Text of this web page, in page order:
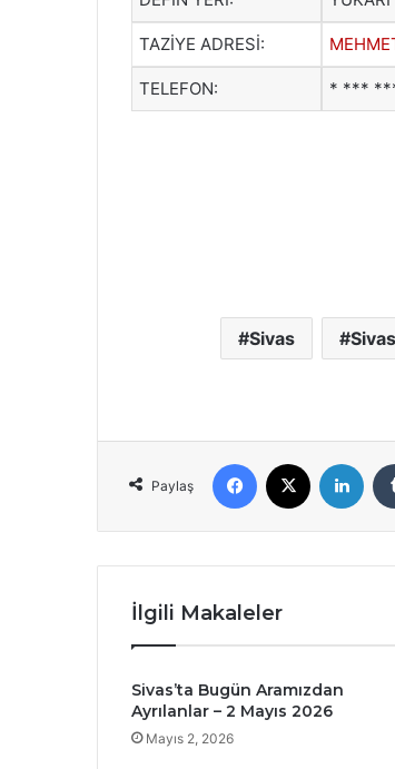
TAZİYE ADRESİ:
TELEFON: * ***
Sivas
Paylaş
Facebook
İlgili Makaleler
Sivas’ta Bugün Aramızdan
Ayrılanlar – 2 Mayıs 2026
Mayıs 2, 2026